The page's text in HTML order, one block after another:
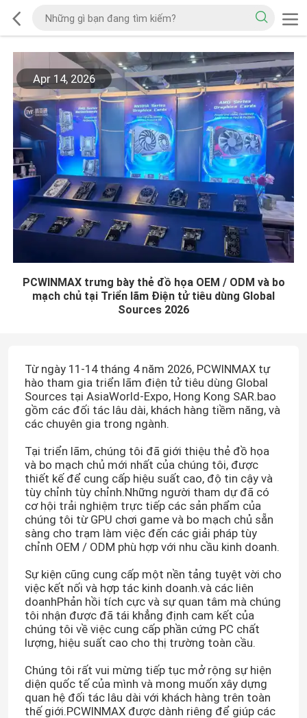
Apr 14, 2026
PCWINMAX trưng bày thẻ đồ họa OEM / ODM và bo
mạch chủ tại Triển lãm Điện tử tiêu dùng Global
Sources 2026
Từ ngày 11-14 tháng 4 năm 2026, PCWINMAX tự
hào tham gia triển lãm điện tử tiêu dùng Global
Sources tại AsiaWorld-Expo, Hong Kong SAR.bao
gồm các đối tác lâu dài, khách hàng tiềm năng, và
các chuyên gia trong ngành.
Tại triển lãm, chúng tôi đã giới thiệu thẻ đồ họa
và bo mạch chủ mới nhất của chúng tôi, được
thiết kế để cung cấp hiệu suất cao, độ tin cậy và
tùy chỉnh tùy chỉnh.Những người tham dự đã có
cơ hội trải nghiệm trực tiếp các sản phẩm của
chúng tôi từ GPU chơi game và bo mạch chủ sẵn
sàng cho trạm làm việc đến các giải pháp tùy
chỉnh OEM / ODM phù hợp với nhu cầu kinh doanh.
Sự kiện cũng cung cấp một nền tảng tuyệt vời cho
việc kết nối và hợp tác kinh doanh.và các liên
doanhPhản hồi tích cực và sự quan tâm mà chúng
tôi nhận được đã tái khẳng định cam kết của
chúng tôi về việc cung cấp phần cứng PC chất
lượng, hiệu suất cao cho thị trường toàn cầu.
Chúng tôi rất vui mừng tiếp tục mở rộng sự hiện
diện quốc tế của mình và mong muốn xây dựng
quan hệ đối tác lâu dài với khách hàng trên toàn
thế giới.PCWINMAX được dành riêng để giúp các